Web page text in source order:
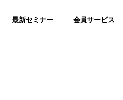
最新セミナー 会員サービス